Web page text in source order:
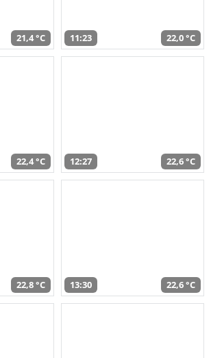
21,4 °C 11:23 22,0 °C
22,4 °C 12:27 22,6 °C
22,8 °C 13:30 22,6 °C